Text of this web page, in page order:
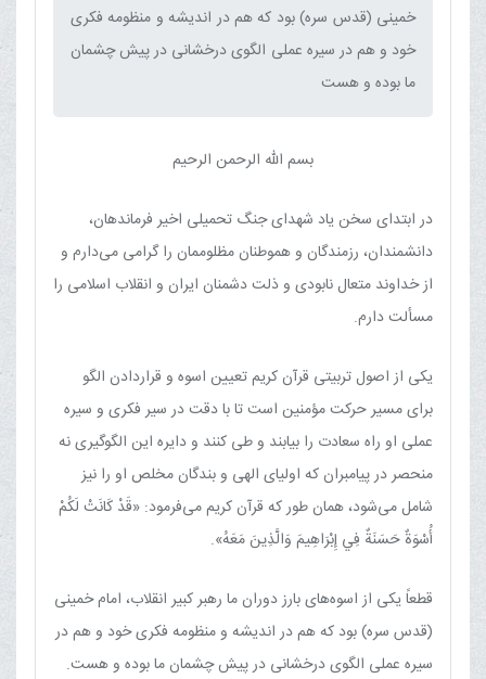
خمینی (قدس سره) بود که هم در اندیشه و منظومه فکری
خود و هم در سیره عملی الگوی درخشانی در پیش چشمان
ما بوده و هست‌
بسم الله الرحمن الرحیم
در ابتدای سخن یاد شهدای جنگ تحمیلی اخیر فرماندهان،
دانشمندان، رزمندگان و هموطنان مظلوممان را گرامی می‌دارم و
از خداوند متعال نابودی و ذلت دشمنان ایران و انقلاب اسلامی را
مسألت دارم.
یکی از اصول تربیتی قرآن کریم تعیین اسوه و قراردادن الگو
برای مسیر حرکت مؤمنین است تا با دقت در سیر فکری و سیره
عملی او راه سعادت را بیابند و طی کنند و دایره این الگوگیری نه
منحصر در پیامبران که اولیای الهی و بندگان مخلص او را نیز
شامل می‌شود، همان طور که قرآن کریم می‌فرمود: «قَدْ كَانَتْ لَكُمْ
أُسْوَةٌ حَسَنَةٌ فِي إِبْرَاهِيمَ وَالَّذِينَ مَعَهُ».
قطعاً یکی از اسوه‌های بارز دوران ما رهبر کبیر انقلاب، امام خمینی
(قدس سره) بود که هم در اندیشه و منظومه فکری خود و هم در
سیره عملی الگوی درخشانی در پیش چشمان ما بوده و هست.